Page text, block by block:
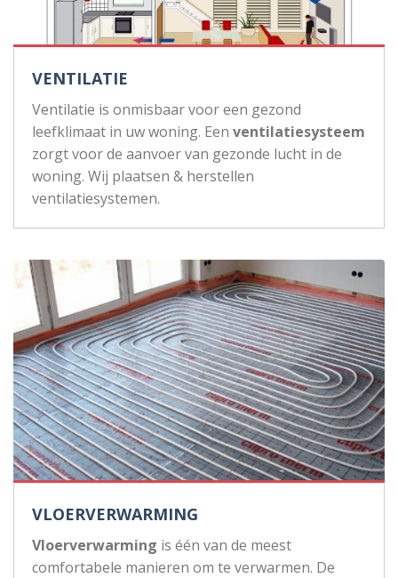
VENTILATIE
Ventilatie is onmisbaar voor een gezond
leefklimaat in uw woning. Een ventilatiesysteem
zorgt voor de aanvoer van gezonde lucht in de
woning. Wij plaatsen & herstellen
ventilatiesystemen.
VLOERVERWARMING
Vloerverwarming is één van de meest
comfortabele manieren om te verwarmen. De